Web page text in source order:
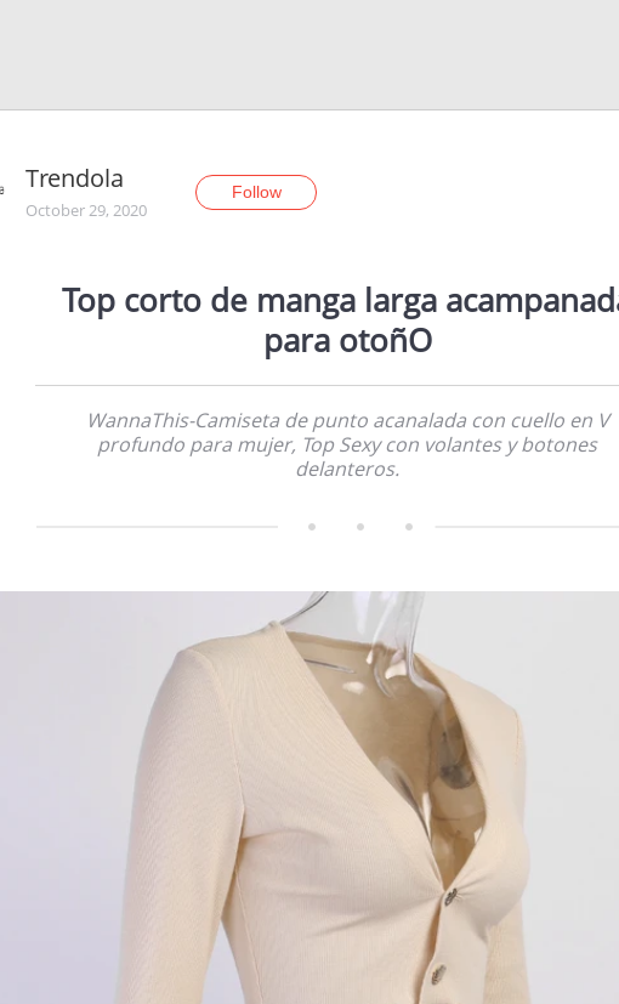
Trendola
October 29, 2020
Follow
Top corto de manga larga
para otoñO
WannaThis-Camiseta de punto acanalada con cuello en V
profundo para mujer, Top Sexy con volantes y botones
delanteros.